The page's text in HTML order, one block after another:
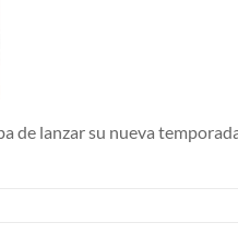
de lanzar su nueva